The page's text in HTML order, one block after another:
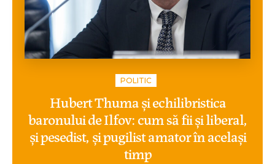
POLITIC
Hubert Thuma și echilibristica
baronului de Ilfov: cum să fii și liberal,
și pesedist, și pugilist amator în același
timp